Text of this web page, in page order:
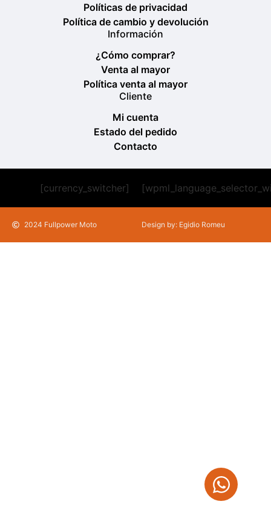
Políticas de privacidad
Política de cambio y devolución
Información
¿Cómo comprar?
Venta al mayor
Política venta al mayor
Cliente
Mi cuenta
Estado del pedido
Contacto
[currency_switcher]
2024 Fullpower Moto Design by: Egidio Romeu